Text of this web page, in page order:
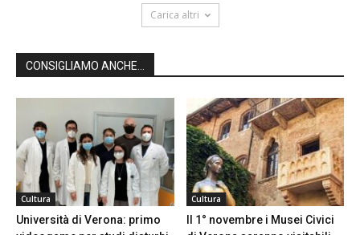
Carica altri
CONSIGLIAMO ANCHE...
Cultura
Università di Verona: primo
Cultura
Il 1° novembre i Musei Civici